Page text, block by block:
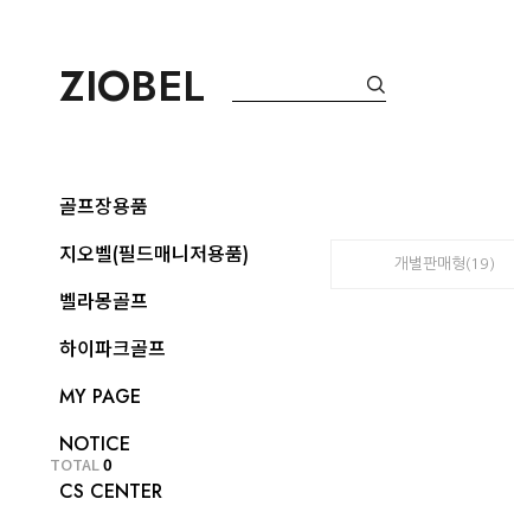
ZIOBEL
골프장용품
지오벨(필드매니저용품)
벨라몽골프
하이파크골프
MY PAGE
NOTICE
CS CENTER
개별판매형(19)
TOTAL0